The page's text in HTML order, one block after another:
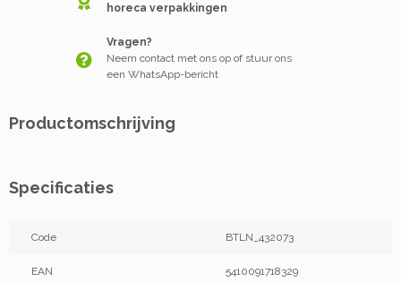
horeca verpakkingen
Vragen?
Neem contact met ons op of stuur ons
een WhatsApp-bericht
Productomschrijving
Specificaties
Code BTLN_432073
EAN 5410091718329